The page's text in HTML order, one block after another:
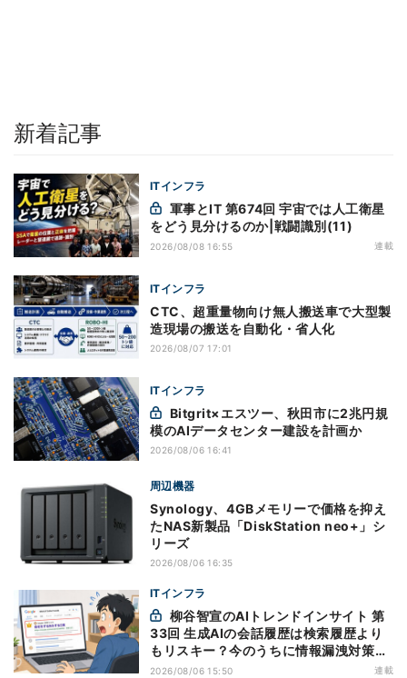
新着記事
ITインフラ
をどう見分けるのか|戦闘識別(11)
2026/08/08 16:55 連載
ITインフラ
CTC、超重量物向け無人搬送車で大型製
造現場の搬送を自動化・省人化
2026/08/07 17:01
ITインフラ
模のAIデータセンター建設を計画か
2026/08/06 16:41
周辺機器
Synology、4GBメモリーで価格を抑え
たNAS新製品「DiskStation neo+」シ
リーズ
2026/08/06 16:35
ITインフラ
33回 生成AIの会話履歴は検索履歴より
もリスキー？今のうちに情報漏洩対策を
万全にしておこう
2026/08/06 15:50 連載